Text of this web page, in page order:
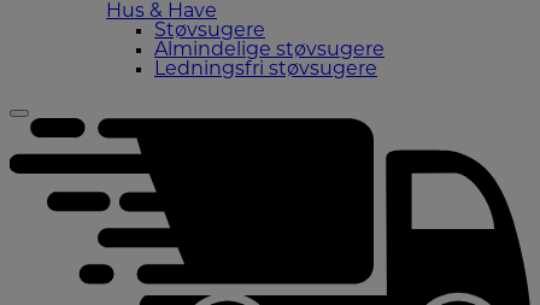
Hus & Have
Støvsugere
Almindelige støvsugere
Ledningsfri støvsugere